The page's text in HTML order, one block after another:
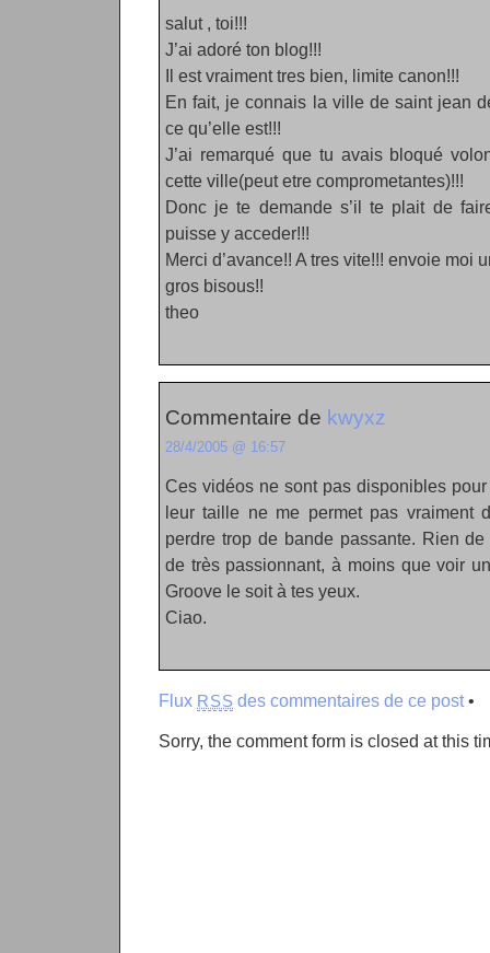
salut , toi!!!
J’ai adoré ton blog!!!
Il est vraiment tres bien, limite canon!!!
En fait, je connais la ville de saint jean
ce qu’elle est!!!
J’ai remarqué que tu avais bloqué
cette ville(peut etre comprometantes)!!!
Donc je te demande s’il te plait de
puisse y acceder!!!
Merci d’avance!! A tres vite!!! envoie moi
gros bisous!!
theo
Commentaire de kwyxz
28/4/2005 @ 16:57
Ces vidéos ne sont pas disponibles
leur taille ne me permet pas vraiment
perdre trop de bande passante. Rien
de très passionnant, à moins que voir
Groove le soit à tes yeux.
Ciao.
Flux RSS des commentaires de ce post•
Sorry, the comment form is closed at this